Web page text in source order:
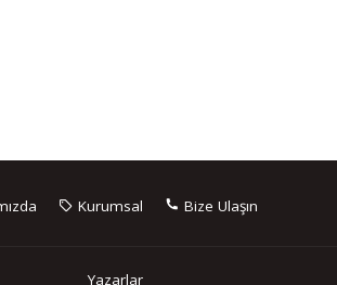
Kurumsal Bize Ulaşın
Yazarlar